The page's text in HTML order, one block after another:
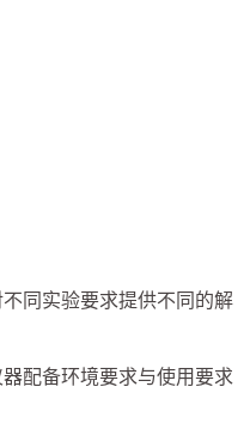
同实验要求提供不同的解
配备环境要求与使用要求